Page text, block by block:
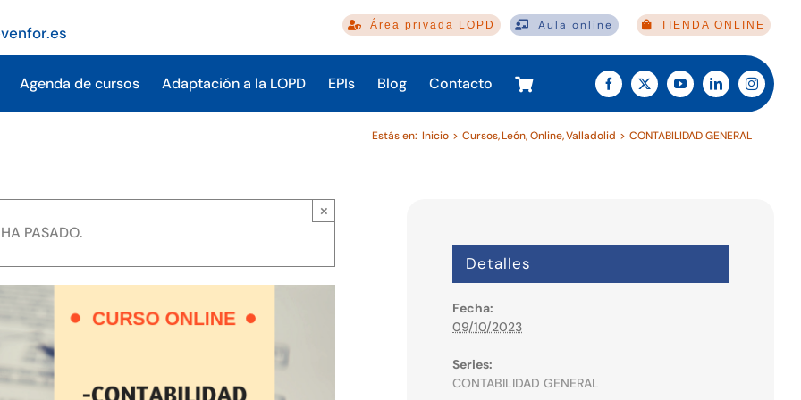
Área privada LOPD Aula online TIENDA ONLINE
Agenda de cursos Adaptación a la LOPD EPIs Blog Contacto
Estás en: Inicio Cursos León Online Valladolid CONTABILIDAD GENERAL
PASADO.
×
Detalles
Fecha:
09/10/2023
Series:
CONTABILIDAD GENERAL